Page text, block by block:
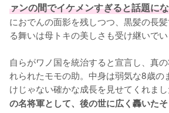
ァンの間でイケメンすぎると話題に
におでんの面影を残しつつ、黒髪の長
る舞いは母トキの美しさも受け継いでい
自らがワノ国を統治すると宣言し、真
れられたモモの助。中身は弱気な8歳の
けじゃない確かな成長を見せてくれまし
の名将軍として、後の世に広く轟いたそ